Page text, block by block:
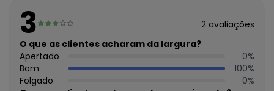
Composição: Sintetico/pvc
Histórico de preços
O preço apresentado abaixo é o menor oferecido em
algum dia do mês, para o menor tamanho disponível.
agosto/2026
N/D*
3 2 avaliações
O que as clientes acharam da largura?
Apertado
0%
Bom
100%
Folgado
0%